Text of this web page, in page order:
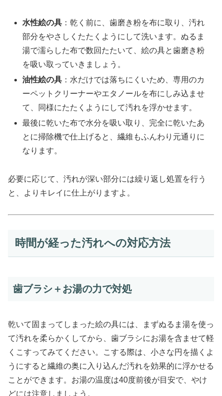
水性絵の具 ：乾く前に、歯磨き粉を布に取り、汚れ
部分をやさしくたたくようにして洗います。ぬるま
湯で濡らした布で数回たたいて、絵の具と歯磨き粉
を吸い取っていきましょう。
油性絵の具 ：水だけでは落ちにくいため、専用のカ
ーペットクリーナーやエタノールを布にしみ込ませ
て、同様にたたくようにして汚れを浮かせます。
最後に乾いた布で水分を吸い取り、完全に乾いたあ
とに掃除機で仕上げると、繊維もふんわり元通りに
なります。
必要に応じて、汚れが深い部分には繰り返し処置を行う
と、よりキレイに仕上がりますよ。
時間が経った汚れへの対応方法
歯ブラシ＋お湯の力で対処
乾いて固まってしまった絵の具には、まずぬるま湯を使っ
て汚れを柔らかくしてから、歯ブラシにお湯を含ませて軽
くこすってみてください。こする際は、小さな円を描くよ
うにすると繊維の奥に入り込んだ汚れを効果的に浮かせる
ことができます。お湯の温度は40度前後が目安で、やけ
どには注意しましょう。